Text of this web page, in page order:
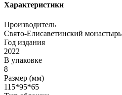
Характеристики
Производитель
Свято-Елисаветинский монастырь
Год издания
2022
В упаковке
8
Размер (мм)
115*95*65